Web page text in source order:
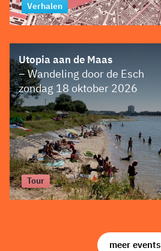
Tour
Verhalen
Utopia aan de Maas
– Wandeling door de Esch
zondag 18 oktober 2026
Tour
meer events